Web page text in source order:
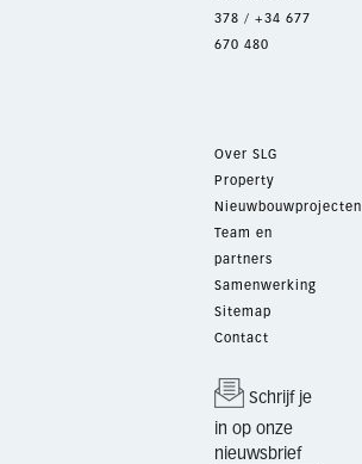
378 / +34 677
670 480
Over SLG
Property
Nieuwbouwprojecten
Team en
partners
Samenwerking
Sitemap
Contact
Schrijf je
in op onze
nieuwsbrief